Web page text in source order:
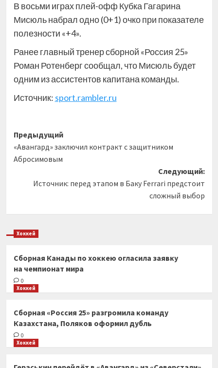
В восьми играх плей-офф Кубка Гагарина
Мисюль набрал одно (0+1) очко при показателе
полезности «+4».
Ранее главный тренер сборной «Россия 25»
Роман Ротенберг сообщал, что Мисюль будет
одним из ассистентов капитана команды.
Источник: sport.rambler.ru
Навигация
записи
Предыдущий
«Авангард» заключил контракт с защитником
Абросимовым
Следующий:
Источник: перед этапом в Баку Ferrari предстоит
сложный выбор
Хоккей
Сборная Канады по хоккею огласила заявку
на чемпионат мира
0
Хоккей
Сборная «Россия 25» разгромила команду
Казахстана, Поляков оформил дубль
0
Хоккей